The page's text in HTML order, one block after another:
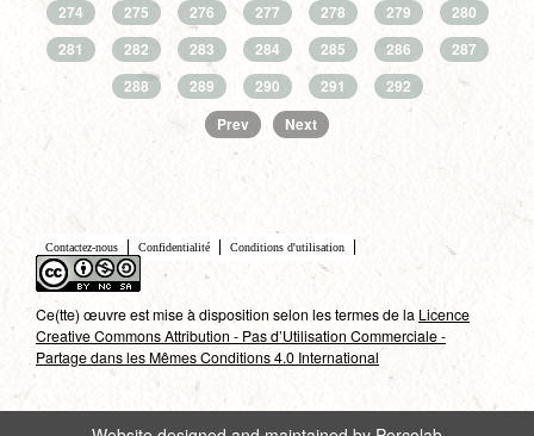
274
275 276 277 278 279
280
281
282 283 284 285 286
287
288
289 290 291
292
Prev
Next
Contactez-nous Confidentialité Conditions d'utilisation
Ce(tte) œuvre est mise à disposition selon les termes de la Licence
Creative Commons Attribution - Pas d’Utilisation Commerciale -
Partage dans les Mêmes Conditions 4.0 International